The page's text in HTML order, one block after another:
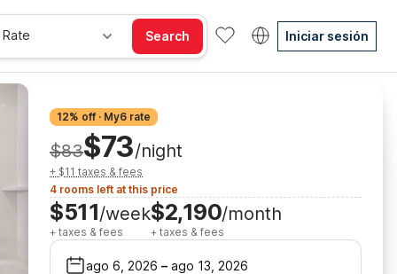
Search Iniciar sesión
12% off · My6 rate
$83$73/night
+ $11 taxes & fees
4 rooms left at this price
$511/week
+ taxes & fees
$2,190/month
+ taxes & fees
ago 6, 2026 – ago 13, 2026